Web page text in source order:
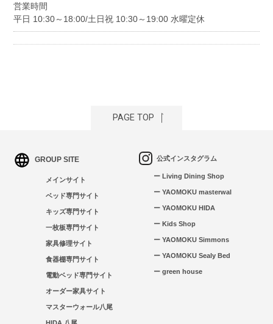
営業時間
平日 10:30～18:00/土日祝 10:30～19:00 水曜定休
GROUP SITE
メインサイト
ベッド専門サイト
キッズ専門サイト
一枚板専門サイト
家具修理サイト
食器棚専門サイト
電動ベッド専門サイト
オーダー家具サイト
マスターウォール八尾
公式インスタグラム
ー Living Dining Shop
ー YAOMOKU masterwal
ー YAOMOKU HIDA
ー Kids Shop
ー YAOMOKU Simmons
ー YAOMOKU Sealy Bed
ー green house
PAGE TOP